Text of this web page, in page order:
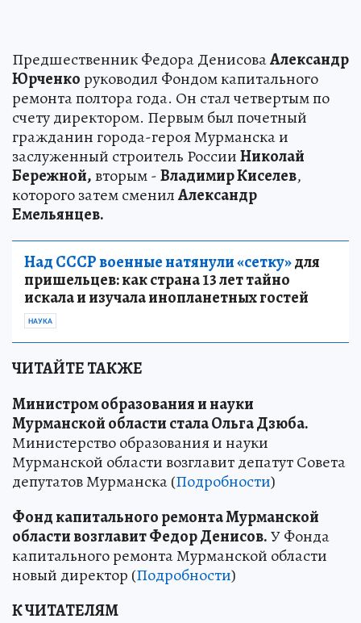
Предшественник Федора ДенисоваАлександр
Юрченкоруководил Фондом капитального
ремонта полтора года. Он стал четвертым по
счету директором. Первым был почетный
гражданин города-героя Мурманска и
заслуженный строитель РоссииНиколай
Бережной,вторым -Владимир Киселев,
которого затем сменилАлександр
Емельянцев.
Над СССР военные натянули «сетку»для
пришельцев: как страна 13 лет тайно
искала и изучала инопланетных гостей
НАУКА
ЧИТАЙТЕ ТАКЖЕ
Министром образования и науки
Мурманской области стала Ольга Дзюба.
Министерство образования и науки
Мурманской области возглавит депатут Совета
депутатов Мурманска (Подробности)
Фонд капитального ремонта Мурманской
области возглавит Федор Денисов.У Фонда
капитального ремонта Мурманской области
новый директор (Подробности)
К ЧИТАТЕЛЯМ